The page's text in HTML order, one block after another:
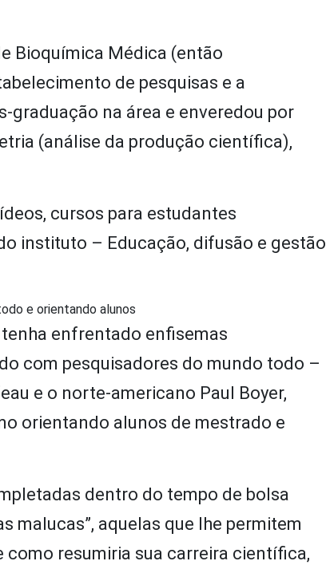
Bioquímica Médica (então
de pesquisas e a
graduação na área e enveredou por
(análise da produção científica),
cursos para estudantes
instituto – Educação, difusão e gestão
e orientando alunos
enfrentado enfisemas
com pesquisadores do mundo todo –
e o norte-americano Paul Boyer,
orientando alunos de mestrado e
dentro do tempo de bolsa
malucas”, aquelas que lhe permitem
resumiria sua carreira científica,